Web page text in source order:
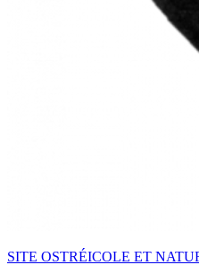
SITE OSTRÉICOLE ET